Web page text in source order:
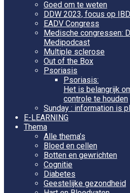
Goed om te weten
DDW 2023, focus op IBD
EADV Congress
Medische congressen:
Medipodcast
Multiple sclerose
Out of the Box
Psoriasis
Psoriasis:
Het is belangrijk
controle te houden
Sunday : information is
E-LEARNING
Thema
Alle thema’s
Bloed en cellen
Botten en gewrichten
Cognitie
Diabetes
Geestelijke gezondheid